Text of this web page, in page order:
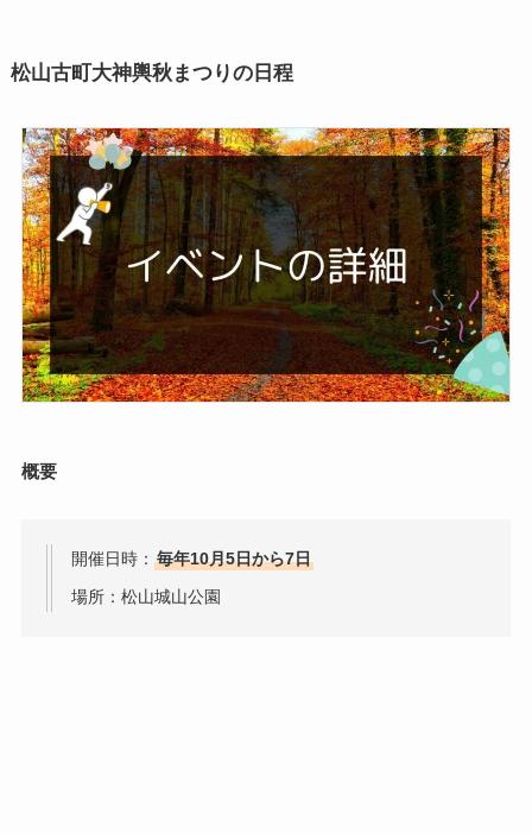
松山古町大神輿秋まつりの日程
概要
開催日時： 毎年10月5日から7日
場所：松山城山公園